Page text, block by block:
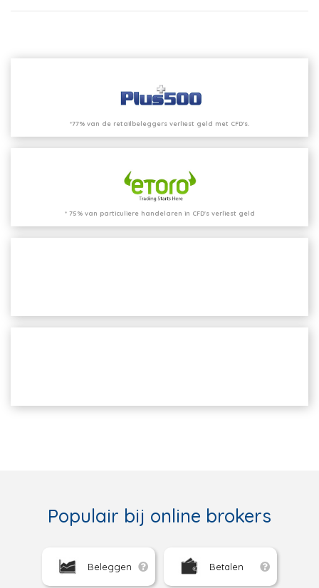
*77% van de retailbeleggers verliest geld met CFD’s.
* 75% van particuliere handelaren in CFD's verliest geld
Populair bij online brokers
Beleggen Betalen